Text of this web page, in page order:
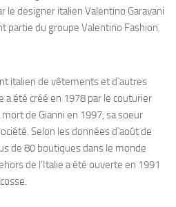
le designer italien Valentino Garavani
partie du groupe Valentino Fashion.
italien de vêtements et d`autres
a été créé en 1978 par le couturier
de Gianni en 1997, sa soeur
Selon les données d`août de
de 80 boutiques dans le monde
de l’Italie a été ouverte en 1991